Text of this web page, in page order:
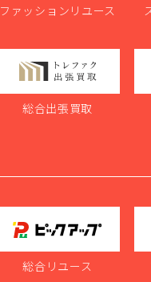
ファッションリユース
総合出張買取
総合リユース